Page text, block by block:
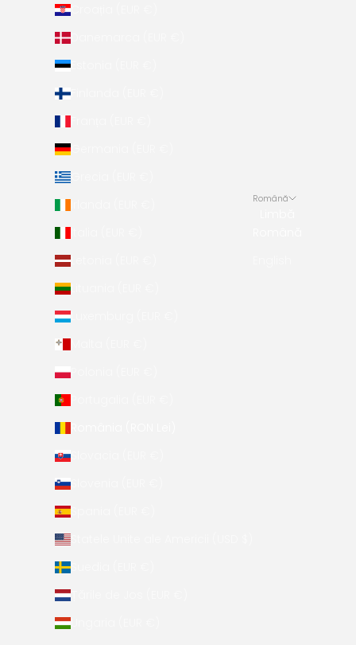
Croația (EUR €)
Danemarca (EUR €)
Estonia (EUR €)
Finlanda (EUR €)
Germania (EUR €)
Grecia (EUR €)
Letonia (EUR €)
Lituania (EUR €)
Luxemburg (EUR €)
Polonia (EUR €)
Slovacia (EUR €)
Slovenia (EUR €)
Spania (EUR €)
Statele Unite ale Americii (USD $)
Suedia (EUR €)
Țările de Jos (EUR €)
Ungaria (EUR €)
Română